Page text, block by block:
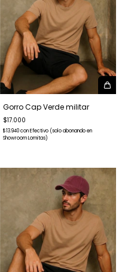
Gorro Cap Verde militar
$17.000
$13.940conEfectivo (solo abonando en
Showroom Lomitas)